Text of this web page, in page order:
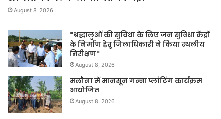
August 8, 2026
*श्रद्धालुओं की सुविधा के लिए जन सुविधा केंद्रों
के निर्माण हेतु जिलाधिकारी ने किया स्थलीय
निरीक्षण*
August 8, 2026
मलौना में मानसून गन्ना प्लांटिंग कार्यक्रम
आयोजित
August 8, 2026